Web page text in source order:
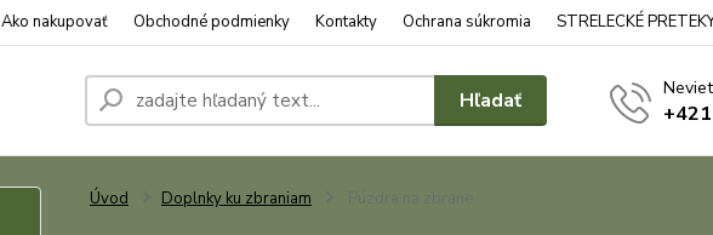
Ako nakupovať Obchodné podmienky Kontakty Ochrana súkromia STRELECKÉ
Hľadať
Úvod Doplnky ku zbraniam